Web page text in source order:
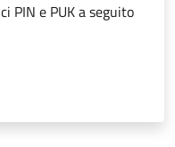
PIN e PUK a seguito